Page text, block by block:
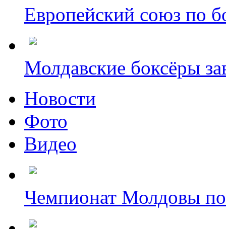
Европейский союз по
Молдавские боксёры
Новости
Фото
Видео
Чемпионат Молдовы